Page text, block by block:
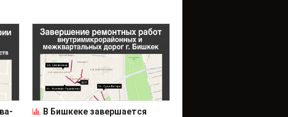
В Бишкеке завершается